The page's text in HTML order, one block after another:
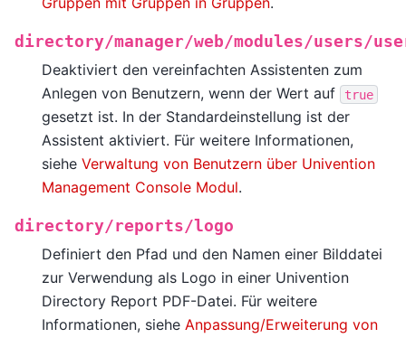
directory/manager/web/modules/users/
Deaktiviert den vereinfachten Assistenten zum
Anlegen von Benutzern, wenn der Wert auf
true
gesetzt ist. In der Standardeinstellung ist der
Assistent aktiviert. Für weitere Informationen,
siehe Verwaltung von Benutzern über Univention
Management Console Modul.
directory/reports/logo
Definiert den Pfad und den Namen einer Bilddatei
zur Verwendung als Logo in einer Univention
Directory Report PDF-Datei. Für weitere
Informationen, siehe Anpassung/Erweiterung von